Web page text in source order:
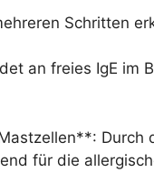
Schritten
an freies IgE im
Durch
für die